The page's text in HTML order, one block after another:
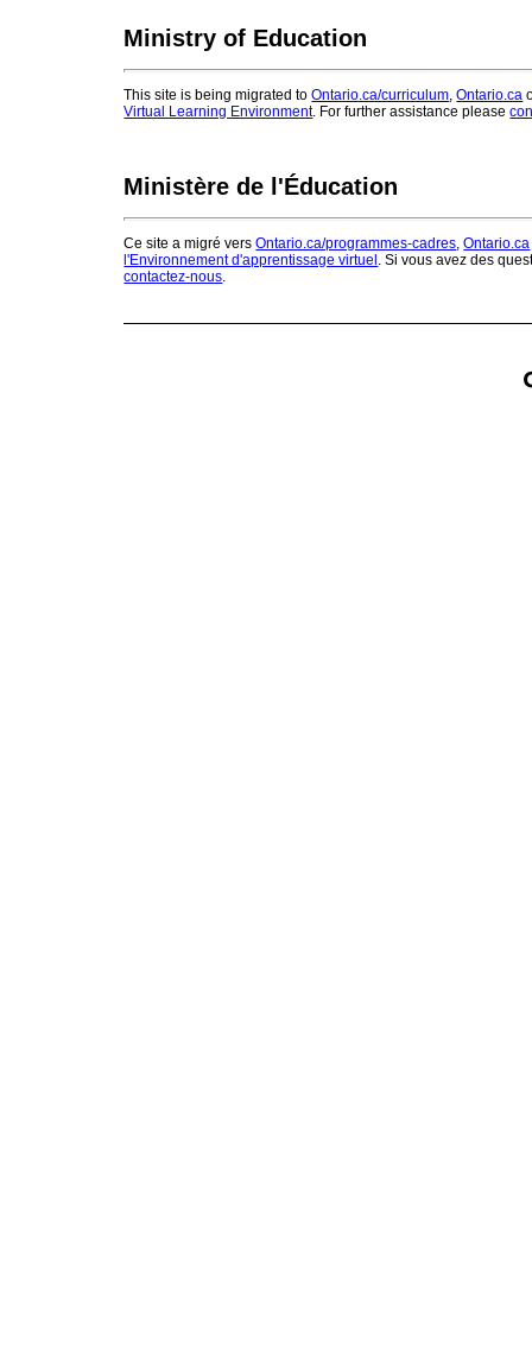
Ministry of Education
This site is being migrated toOntario.ca/curriculum ,Ontario.ca
Virtual Learning Environment. For further assistance please
Ministère de l'Éducation
Ce site a migré versOntario.ca/programmes-cadres ,Ontario.ca
l'Environnement d'apprentissage virtuel . Si vous avez des
contactez-nous